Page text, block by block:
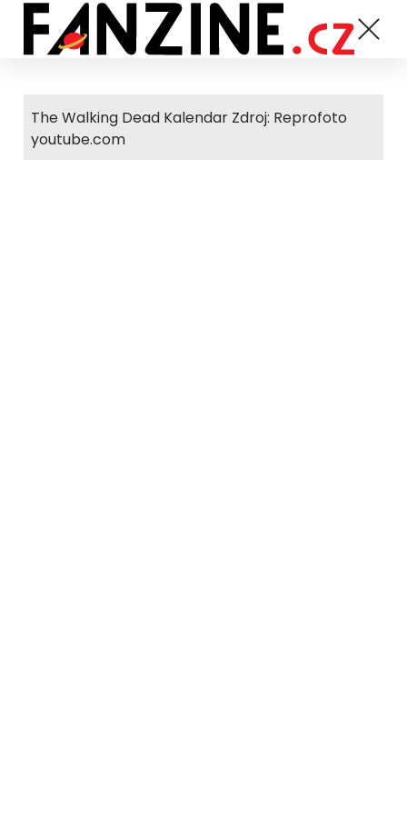
The Walking Dead Kalendar Zdroj: Reprofoto
youtube.com